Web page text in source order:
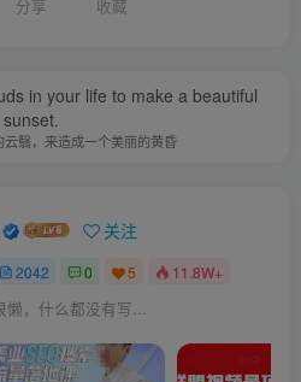
分享 收藏
in your life to make a beautiful
sunset.
翳，来造成一个美丽的黄昏
关注
2042 0 5 11.8W+
懒，什么都没有写...